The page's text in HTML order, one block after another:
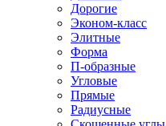
Дорогие
Эконом-класс
Элитные
Форма
П-образные
Угловые
Прямые
Радиусные